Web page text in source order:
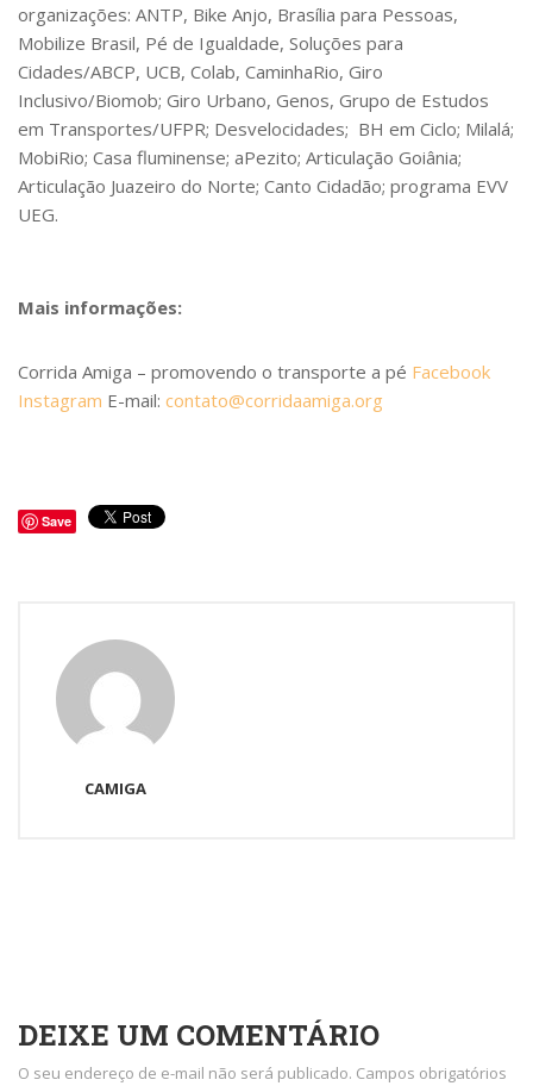
organizações: ANTP, Bike Anjo, Brasília para Pessoas,
Mobilize Brasil, Pé de Igualdade, Soluções para
Cidades/ABCP, UCB, Colab, CaminhaRio, Giro
Inclusivo/Biomob; Giro Urbano, Genos, Grupo de Estudos
em Transportes/UFPR; Desvelocidades; BH em Ciclo; Milalá;
MobiRio; Casa fluminense; aPezito; Articulação Goiânia;
Articulação Juazeiro do Norte; Canto Cidadão; programa EVV
UEG.
Mais informações:
Corrida Amiga – promovendo o transporte a pé Facebook
Instagram E-mail: contato@corridaamiga.org
Save
CAMIGA
DEIXE UM COMENTÁRIO
O seu endereço de e-mail não será publicado. Campos obrigatórios